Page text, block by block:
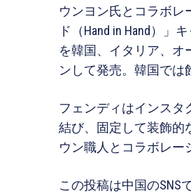
ウンヨン氏とコラボレ
ド（Hand in Hand）」
を韓国、イタリア、オ
ンして発売。韓国では
フェンディはインスタ
結び、固定して装飾的
ウン職人とコラボレー
この投稿は中国のSNS